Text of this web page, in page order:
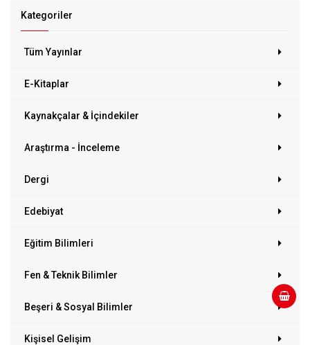
Kategoriler
Tüm Yayınlar
E-Kitaplar
Kaynakçalar & İçindekiler
Araştırma - İnceleme
Dergi
Edebiyat
Eğitim Bilimleri
Fen & Teknik Bilimler
Beşeri & Sosyal Bilimler
Kişisel Gelişim